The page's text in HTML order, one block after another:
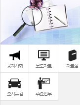
공지사항 보도자료 자료실
오시는길 주요업무